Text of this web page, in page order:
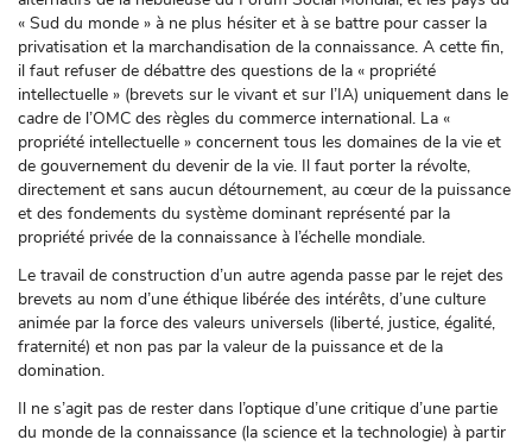
« Sud du monde » à ne plus hésiter et à se battre pour casser la
privatisation et la marchandisation de la connaissance. A cette fin,
il faut refuser de débattre des questions de la « propriété
intellectuelle » (brevets sur le vivant et sur l’IA) uniquement dans le
cadre de l’OMC des règles du commerce international. La «
propriété intellectuelle » concernent tous les domaines de la vie et
de gouvernement du devenir de la vie. Il faut porter la révolte,
directement et sans aucun détournement, au cœur de la puissance
et des fondements du système dominant représenté par la
propriété privée de la connaissance à l’échelle mondiale.
Le travail de construction d’un autre agenda passe par le rejet des
brevets au nom d’une éthique libérée des intérêts, d’une culture
animée par la force des valeurs universels (liberté, justice, égalité,
fraternité) et non pas par la valeur de la puissance et de la
domination.
Il ne s’agit pas de rester dans l’optique d’une critique d’une partie
du monde de la connaissance (la science et la technologie) à partir